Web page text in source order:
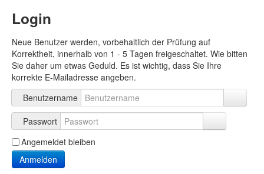
Login
Neue Benutzer werden, vorbehaltlich der Prüfung auf
Korrektheit, innerhalb von 1 - 5 Tagen freigeschaltet. Wie bitten
Sie daher um etwas Geduld. Es ist wichtig, dass Sie Ihre
korrekte E-Mailadresse angeben.
Benutzername
Passwort
Angemeldet bleiben
Anmelden